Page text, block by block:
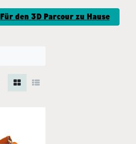
Für den 3D Parcour zu Hause